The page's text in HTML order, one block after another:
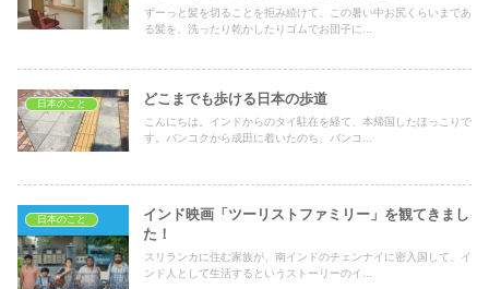
ずーっと髪を切ることを拒み続けて、この暑い中お尻くらいまであ
る髪を、洗ったり乾かしたりゴムでお団子に...
日本のこと どこまでも歩ける日本の歩道
こんにちは。インドからのタイ駐在を経て、本帰国したほっこりで
す。バンコクから成田に着いたのち、バンコ...
日本のこと
インド映画「ツーリストファミリー」を観てきまし
た！
スリランカに住む家族が、南インドのチェンナイに密入国して、イ
ンド人として生活するというストーリーのイ...